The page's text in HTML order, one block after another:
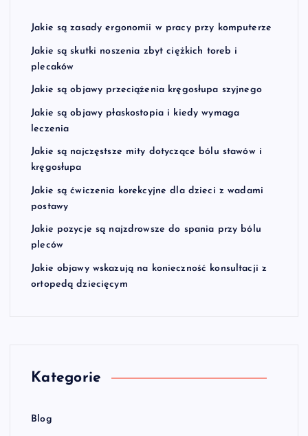
Jakie są zasady ergonomii w pracy przy komputerze
Jakie są skutki noszenia zbyt ciężkich toreb i
plecaków
Jakie są objawy przeciążenia kręgosłupa szyjnego
Jakie są objawy płaskostopia i kiedy wymaga
leczenia
Jakie są najczęstsze mity dotyczące bólu stawów i
kręgosłupa
Jakie są ćwiczenia korekcyjne dla dzieci z wadami
postawy
Jakie pozycje są najzdrowsze do spania przy bólu
pleców
Jakie objawy wskazują na konieczność konsultacji z
ortopedą dziecięcym
Kategorie
Blog